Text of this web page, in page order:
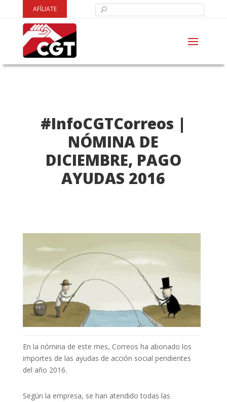
AFÍLIATE
#InfoCGTCorreos |
NÓMINA DE
DICIEMBRE, PAGO
AYUDAS 2016
En la nómina de este mes, Correos ha abonado los
importes de las ayudas de acción social pendientes
del año 2016.
Según la empresa, se han atendido todas las